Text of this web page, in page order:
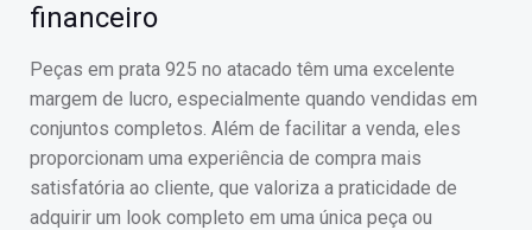
financeiro
Peças em prata 925 no atacado têm uma excelente
margem de lucro, especialmente quando vendidas em
conjuntos completos. Além de facilitar a venda, eles
proporcionam uma experiência de compra mais
satisfatória ao cliente, que valoriza a praticidade de
adquirir um look completo em uma única peça ou